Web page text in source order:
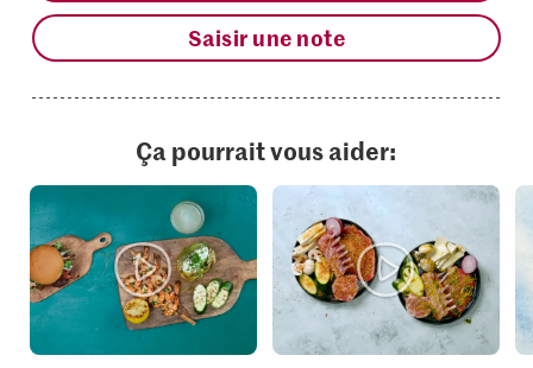
Saisir une note
Ça pourrait vous aider: